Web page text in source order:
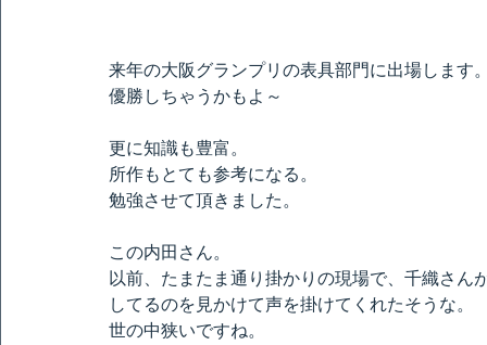
来年の大阪グランプリの表具部門に出場します
優勝しちゃうかもよ～
更に知識も豊富。
所作もとても参考になる。
勉強させて頂きました。
この内田さん。
以前、たまたま通り掛かりの現場で、千織さん
してるのを見かけて声を掛けてくれたそうな。
世の中狭いですね。